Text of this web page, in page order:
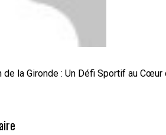
de la Gironde : Un Défi Sportif au